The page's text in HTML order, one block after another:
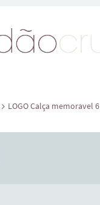
LOGO Calça memoravel 6